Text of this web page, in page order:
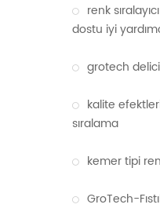
renk
dostu iyi
grotech
kalite
sıralama
kemer tipi
GroTech-